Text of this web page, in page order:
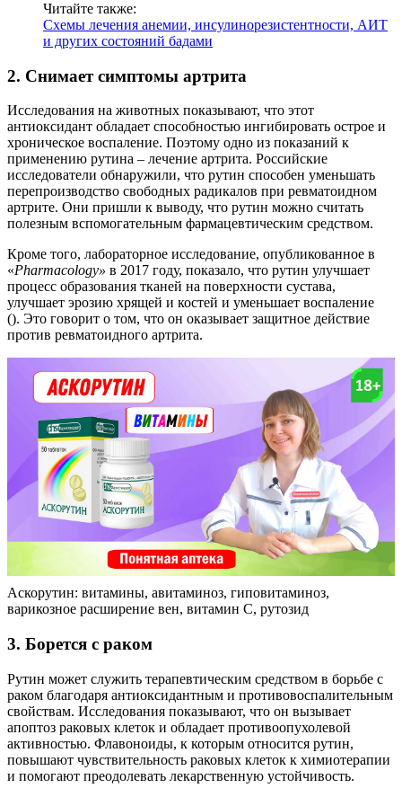
Читайте также:
Схемы лечения анемии, инсулинорезистентности, АИТ
и других состояний бадами
2. Снимает симптомы артрита
Исследования на животных показывают, что этот
антиоксидант обладает способностью ингибировать острое и
хроническое воспаление. Поэтому одно из показаний к
применению рутина – лечение артрита. Российские
исследователи обнаружили, что рутин способен уменьшать
перепроизводство свободных радикалов при ревматоидном
артрите. Они пришли к выводу, что рутин можно считать
полезным вспомогательным фармацевтическим средством.
Кроме того, лабораторное исследование, опубликованное в
«Pharmacology» в 2017 году, показало, что рутин улучшает
процесс образования тканей на поверхности сустава,
улучшает эрозию хрящей и костей и уменьшает воспаление
(). Это говорит о том, что он оказывает защитное действие
против ревматоидного артрита.
Аскорутин: витамины, авитаминоз, гиповитаминоз,
варикозное расширение вен, витамин С, рутозид
3. Борется с раком
Рутин может служить терапевтическим средством в борьбе с
раком благодаря антиоксидантным и противовоспалительным
свойствам. Исследования показывают, что он вызывает
апоптоз раковых клеток и обладает противоопухолевой
активностью. Флавоноиды, к которым относится рутин,
повышают чувствительность раковых клеток к химиотерапии
и помогают преодолевать лекарственную устойчивость.